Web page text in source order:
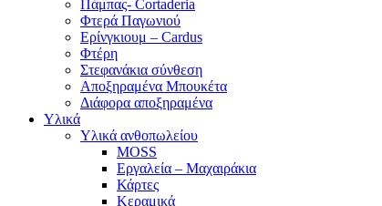
Πάμπας- Cortaderia
Φτερά Παγωνιού
Ερίνγκιουμ – Cardus
Φτέρη
Στεφανάκια σύνθεση
Αποξηραμένα Μπουκέτα
Διάφορα αποξηραμένα
Υλικά
Υλικά ανθοπωλείου
MOSS
Εργαλεία – Μαχαιράκια
Κάρτες
Κεραμικά